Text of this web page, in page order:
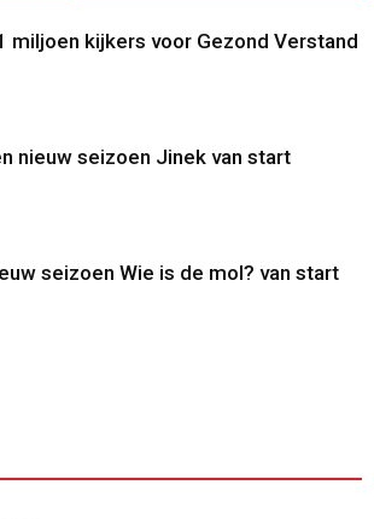
miljoen kijkers voor Gezond Verstand
nieuw seizoen Jinek van start
seizoen Wie is de mol? van start